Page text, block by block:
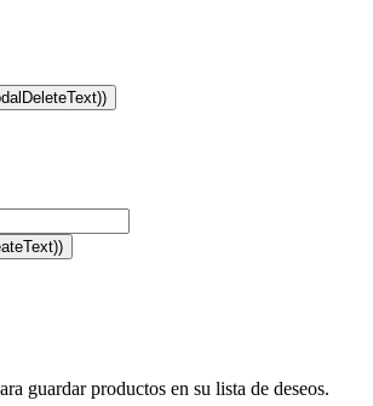
guardar productos en su lista de deseos.